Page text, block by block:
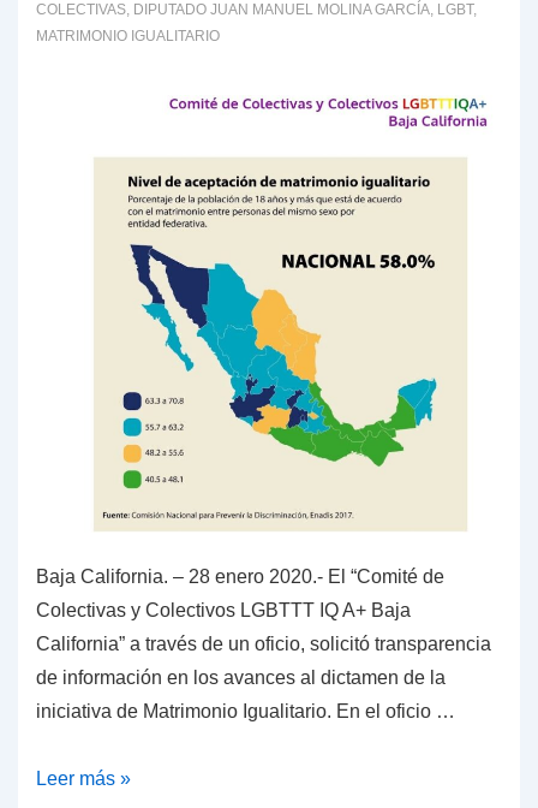
COLECTIVAS, DIPUTADO JUAN MANUEL MOLINA GARCÍA, LGBT,
MATRIMONIO IGUALITARIO
Baja California. – 28 enero 2020.- El “Comité de
Colectivas y Colectivos LGBTTT IQ A+ Baja
California” a través de un oficio, solicitó transparencia
de información en los avances al dictamen de la
iniciativa de Matrimonio Igualitario. En el oficio …
Solicitan
Leer más »